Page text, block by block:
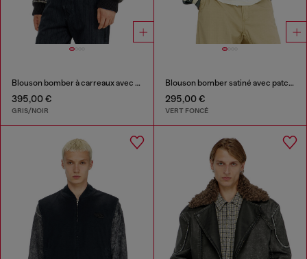
Blouson bomber à carreaux avec intérieur effet teddy
395,00 €
GRIS/NOIR
Blouson bomber satiné avec patchs
295,00 €
VERT FONCÉ